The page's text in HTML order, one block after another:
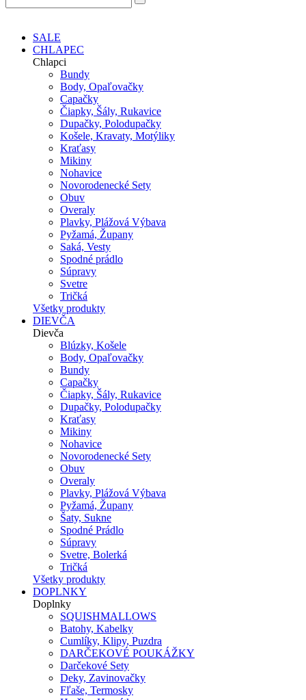
SALE
CHLAPEC
Chlapci
Bundy
Body, Opaľovačky
Capačky
Čiapky, Šály, Rukavice
Dupačky, Polodupačky
Košele, Kravaty, Motýliky
Kraťasy
Mikiny
Nohavice
Novorodenecké Sety
Obuv
Overaly
Plavky, Plážová Výbava
Pyžamá, Župany
Saká, Vesty
Spodné prádlo
Súpravy
Svetre
Tričká
Všetky produkty
DIEVČA
Dievča
Blúzky, Košele
Body, Opaľovačky
Bundy
Capačky
Čiapky, Šály, Rukavice
Dupačky, Polodupačky
Kraťasy
Mikiny
Nohavice
Novorodenecké Sety
Obuv
Overaly
Plavky, Plážová Výbava
Pyžamá, Župany
Šaty, Sukne
Spodné Prádlo
Súpravy
Svetre, Bolerká
Tričká
Všetky produkty
DOPLNKY
Doplnky
SQUISHMALLOWS
Batohy, Kabelky
Cumlíky, Klipy, Puzdra
DARČEKOVÉ POUKÁŽKY
Darčekové Sety
Deky, Zavinovačky
Fľaše, Termosky